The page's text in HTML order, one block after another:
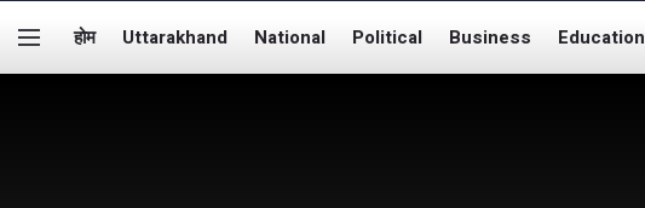
होम Uttarakhand National Political Business Education